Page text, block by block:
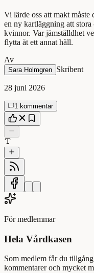
Vi lärde oss att makt
en ny kartläggning att
kvinnor. Var jämställdhet
flytta åt ett annat håll.
Av
Sara Holmgren Skribent
28 juni 2026
1 kommentar
För medlemmar
Hela Vårdkasen
Som medlem får du
kommentarer och mycket